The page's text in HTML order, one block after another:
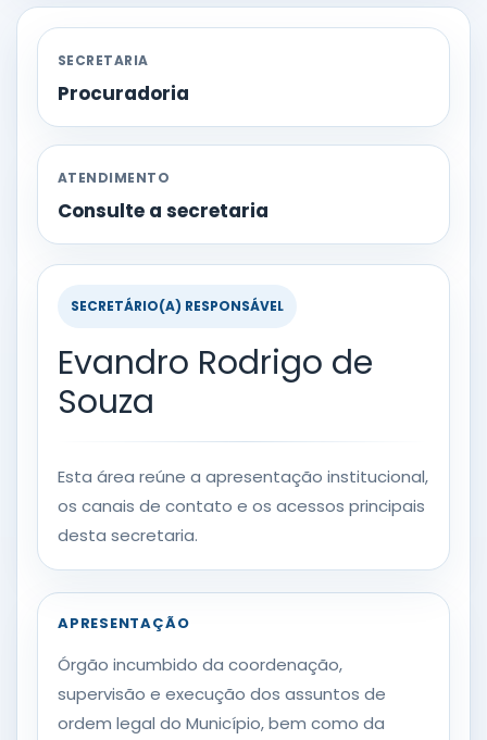
SECRETARIA
Procuradoria
ATENDIMENTO
Consulte a secretaria
SECRETÁRIO(A) RESPONSÁVEL
Evandro Rodrigo de
Souza
Esta área reúne a apresentação institucional,
os canais de contato e os acessos principais
desta secretaria.
APRESENTAÇÃO
Órgão incumbido da coordenação,
supervisão e execução dos assuntos de
ordem legal do Município, bem como da